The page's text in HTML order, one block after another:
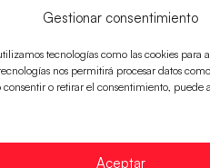
Gestionar consentimiento
tecnologías como las cookies
nos permitirá procesar datos
o retirar el consentimiento, puede
Aceptar